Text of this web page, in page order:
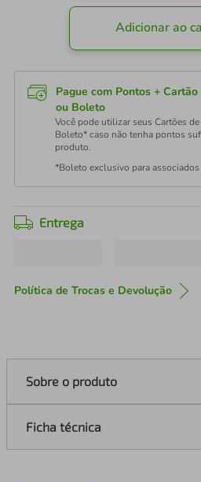
Adicionar ao
Pague com Pontos +
ou Boleto
Você pode utilizar seus Cartões
Boleto* caso não tenha pontos
produto.
*Boleto exclusivo para associados
Entrega
Política de Trocas e Devolução
Sobre o produto
Ficha técnica